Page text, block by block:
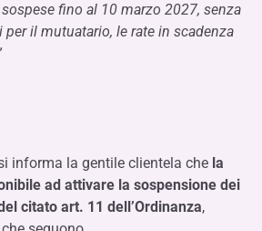
fino al 10 marzo 2027, senza
il mutuatario, le rate in scadenza
informa la gentile clientela che la
ad attivare la sospensione dei
citato art. 11 dell’Ordinanza,